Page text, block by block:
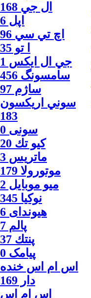
ال جي 168
اپل 6
اچ تي سي 96
ا‍ تو 35
جي ال ايكس 1
سامسونگ 456
ساژم 97
سوني اريكسون
183
سونی 0
كيو تك 20
ماتريس 3
موتورولا 179
ميو موبايل 2
نوكيا 345
هیوندای 6
پالم 7
پنتك 37
پیامک 0
اس ام اس خنده
دار 169
اس ام اس